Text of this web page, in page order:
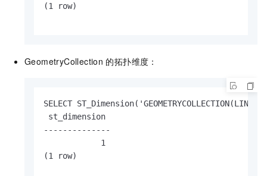
(1 row)
GeometryCollection 的拓扑维度：
SELECT
st_dimension
--------------
            1
(1 row)